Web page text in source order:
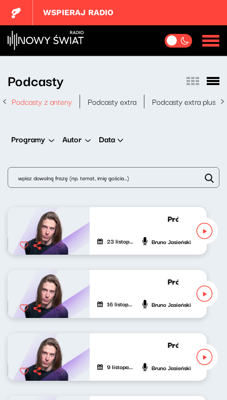
WSPIERAJ RADIO
Podcasty
Podcasty z anteny Podcasty extra Podcasty extra plus
Programy Autor Data
Próbny lot
23 listopada 2020 Bruno Jasieński
Próbny lot
16 listopada 2020 Bruno Jasieński
Próbny lot
9 listopada 2020 Bruno Jasieński